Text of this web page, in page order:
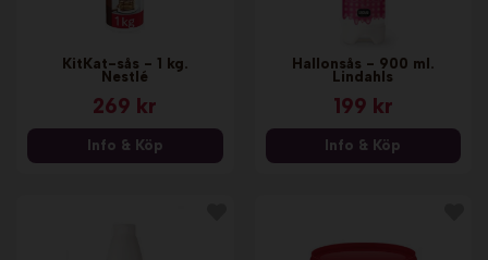
KitKat-sås - 1 kg.
Nestlé
269 kr
Info & Köp
Hallonsås - 900 ml.
Lindahls
199 kr
Info & Köp